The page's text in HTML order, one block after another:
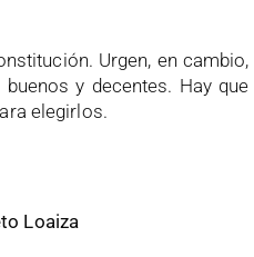
Urgen, en cambio,
y decentes. Hay que
elegirlos.
Loaiza